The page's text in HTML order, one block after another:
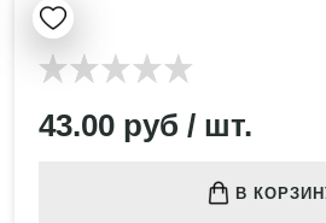
43.00 руб / шт.
В